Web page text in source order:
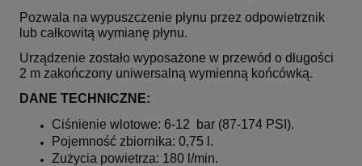
Pozwala na wypuszczenie płynu przez odpowietrznik
lub całkowitą wymianę płynu.
Urządzenie zostało wyposażone w przewód o długości
2 m zakończony uniwersalną wymienną końcówką.
DANE TECHNICZNE:
Ciśnienie wlotowe: 6-12 bar (87-174 PSI).
Pojemność zbiornika: 0,75 l.
Zużycia powietrza: 180 l/min.